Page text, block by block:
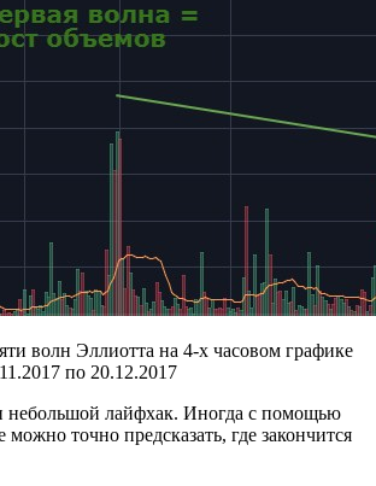
волн Эллиотта на 4-х часовом графике
по 20.12.2017
небольшой лайфхак. Иногда с помощью
можно точно предсказать, где закончится